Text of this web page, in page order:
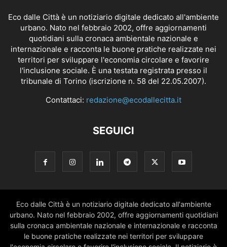
Eco dalle Città è un notiziario digitale dedicato all'ambiente
urbano. Nato nel febbraio 2002, offre aggiornamenti
quotidiani sulla cronaca ambientale nazionale e
internazionale e racconta le buone pratiche realizzate nei
territori per sviluppare l'economia circolare e favorire
l'inclusione sociale. È una testata registrata presso il
tribunale di Torino (iscrizione n. 58 del 22.05.2007).
Contattaci: redazione@ecodallecitta.it
SEGUICI
Eco dalle Città è un notiziario digitale dedicato all'ambiente
urbano. Nato nel febbraio 2002, offre aggiornamenti quotidiani
sulla cronaca ambientale nazionale e internazionale e racconta
le buone pratiche realizzate nei territori per sviluppare